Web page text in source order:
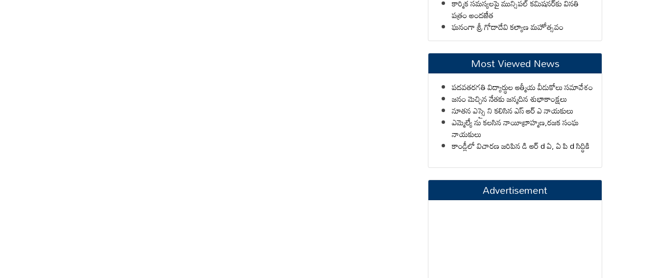
కార్మిక సమస్యలపై మున్సిపల్ కమిషనర్‌కు వినతి
పత్రం అందజేత
ఘనంగా శ్రీ గోదాదేవి కల్యాణ మహోత్సవం
Most Viewed News
పదవతరగతి విద్యార్థుల ఆత్మీయ వీడుకోలు సమావేశం
జనం మెచ్చిన నేతకు జన్మదిన శుభాకాంక్షలు
నూతన ఎస్సై ని కలిసిన ఎస్ ఆర్ ఎ నాయకులు
ఎమ్మెల్యే ను కలసిన నాయీబ్రాహ్మణ,రజక సంఘ
నాయకులు
కాండ్లీలో విచారణ జరిపిన డి ఆర్ d ఏ, ఏ పి d సిద్ధికి
Advertisement